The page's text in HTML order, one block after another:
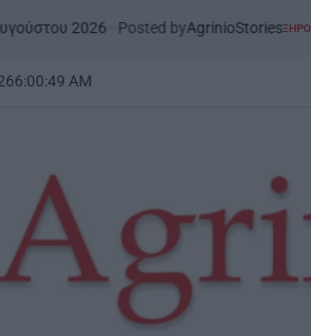
Posted byAgrinioStoriesPOSTED
ΞΗΡΟΜΕΡΟΣΤΗΝ
6:00:50 AM